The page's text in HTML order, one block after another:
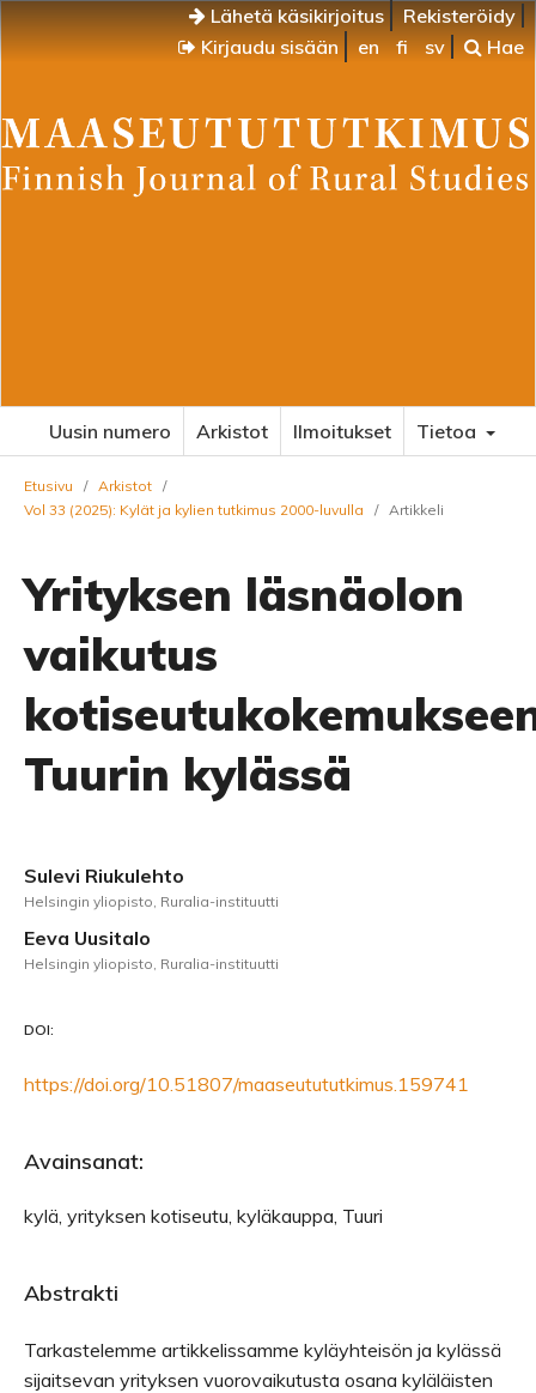
Lähetä käsikirjoitus
Rekisteröidy
Kirjaudu sisään
en fi sv Hae
Uusin numero Arkistot Ilmoitukset Tietoa
Etusivu / Arkistot /
Vol 33 (2025): Kylät ja kylien tutkimus 2000-luvulla
/ Artikkeli
Yrityksen läsnäolon
vaikutus
Tuurin kylässä
Sulevi Riukulehto
Helsingin yliopisto, Ruralia-instituutti
Eeva Uusitalo
Helsingin yliopisto, Ruralia-instituutti
DOI:
https://doi.org/10.51807/maaseutututkimus.159741
Avainsanat:
kylä, yrityksen kotiseutu, kyläkauppa, Tuuri
Abstrakti
Tarkastelemme artikkelissamme kyläyhteisön ja kylässä
sijaitsevan yrityksen vuorovaikutusta osana kyläläisten